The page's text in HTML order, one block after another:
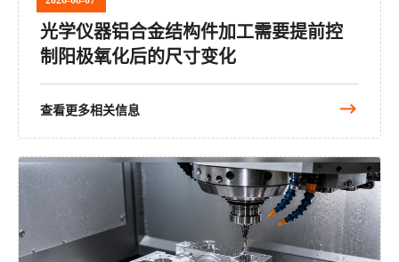
光学仪器铝合金结构件加工需要提前控
制阳极氧化后的尺寸变化
查看更多相关信息